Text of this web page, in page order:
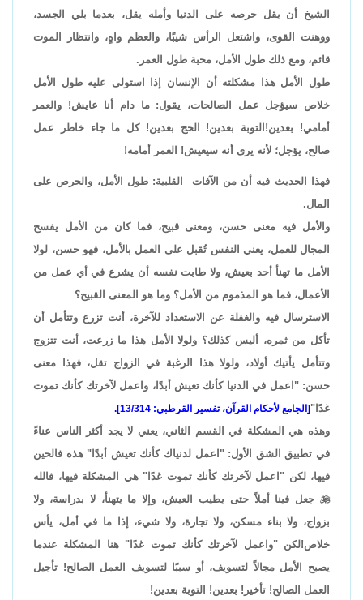
الشيخ أن يقل حرصه على الدنيا وأمله يقل، بعدما بلي الجسد،
ووهنت القوى، واشتعل الرأس شيبًا، والعظم واهٍ، وانتظار الموت
قائم، ومع ذلك طول الأمل، محبة طول العمر.
طول الأمل هذا مشكلته أن الإنسان إذا استولى عليه طول الأمل
خلاص سيؤجل عمل الصالحات، يقول: ما دام أنا عايش! والعمر
أمامي! بعدين!التوبة بعدين! الحج بعدين! كل ما جاء خاطر عمل
صالح، يؤجل؛ لأنه يرى أنه سيعيش! العمر أمامه!
فهذا الحديث فيه أن من الآفات القلبية: طول الأمل، والحرص على
المال.
والأمل فيه معنى حسن، ومعنى قبيح، فما كان من الأمل يفسح
المجال للعمل، يعني النفس تُقبل على العمل بالأمل، فهو حسن، لولا
الأمل ما تهنأ أحد بعيش، ولا طابت نفسه أن يشرع في أي عمل من
الأعمال، فما هو المذموم من الأمل؟ وما هو المعنى القبيح؟
الاسترسال فيه والغفلة عن الاستعداد للآخرة، أنت تزرع وتتأمل أن
تأكل من ثمره، أليس كذلك؟ ولولا الأمل هذا ما زرعت، أنت تتزوج
وتتأمل يأتيك أولاد، ولولا هذا الرغبة في الزواج تقل، فهذا معنى
حسن: "اعمل في الدنيا كأنك تعيش أبدًا، واعمل لآخرتك كأنك تموت
غدًا"[الجامع لأحكام القرآن، تفسير القرطبي: 13/314].
وهذه هي المشكلة في القسم الثاني، يعني لا يجد أكثر الناس عناءً
في تطبيق الشق الأول: "اعمل لدنياك كأنك تعيش أبدًا" هذه فالحين
فيها، لكن "اعمل لآخرتك كأنك تموت غدًا" هي المشكلة فيها، فالله
 جعل فينا أملاً حتى يطيب العيش، وإلا ما يتهنأ، لا بدراسة، ولا
بزواج، ولا بناء مسكن، ولا تجارة، ولا شيء، إذا ما في أمل، يأس
خلاص!لكن "واعمل لآخرتك كأنك تموت غدًا" هنا المشكلة عندما
يصبح الأمل مجالاً لتسويف، أو سببًا لتسويف العمل الصالح! تأجيل
العمل الصالح! تأخير! بعدين! التوبة بعدين!